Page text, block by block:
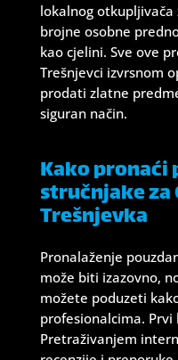
lokalnog
brojne osobne
kao cjelini. Sve ove
Trešnjevci izvrsnom
prodati zlatne
siguran način.
Kako pronaći
stručnjake
Trešnjevka
Pronalaženje
može biti izazovno,
možete poduzeti
profesionalcima.
Pretraživanjem